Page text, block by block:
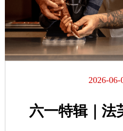
2026-06-
六一特辑｜法